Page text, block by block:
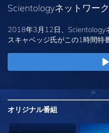
Scientologyネットワー
2018年3月12日、Scientology
スキャベッジ氏がこの1時間特
オリジナル番組